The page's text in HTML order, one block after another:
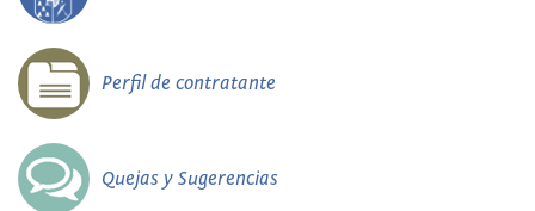
Perfil de contratante
Quejas y Sugerencias